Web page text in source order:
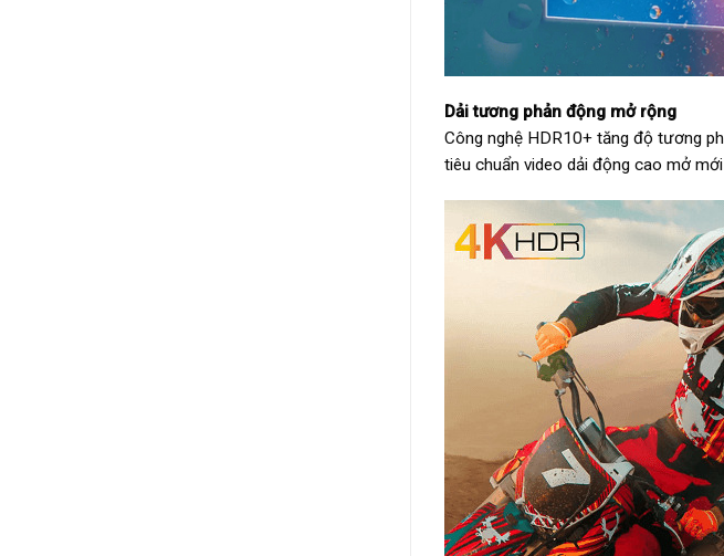
Dải tương phản động mở rộng
Công nghệ HDR10+ tăng độ tương
tiêu chuẩn video dải động cao mở